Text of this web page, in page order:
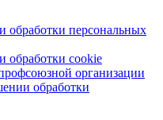
обработки персональных
обработки cookie
организации
обработки